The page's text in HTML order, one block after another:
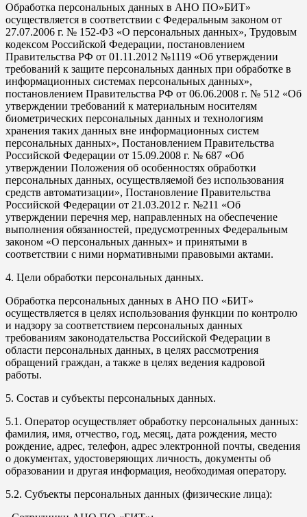
Обработка персональных данных в АНО ПО»БИТ»
осуществляется в соответствии с Федеральным законом от
27.07.2006 г. № 152-ФЗ «О персональных данных», Трудовым
кодексом Российской Федерации, постановлением
Правительства РФ от 01.11.2012 №1119 «Об утверждении
требований к защите персональных данных при обработке в
информационных системах персональных данных»,
постановлением Правительства РФ от 06.06.2008 г. № 512 «Об
утверждении требований к материальным носителям
биометрических персональных данных и технологиям
хранения таких данных вне информационных систем
персональных данных», Постановлением Правительства
Российской Федерации от 15.09.2008 г. № 687 «Об
утверждении Положения об особенностях обработки
персональных данных, осуществляемой без использования
средств автоматизации», Постановление Правительства
Российской Федерации от 21.03.2012 г. №211 «Об
утверждении перечня мер, направленных на обеспечение
выполнения обязанностей, предусмотренных Федеральным
законом «О персональных данных» и принятыми в
соответствии с ними нормативными правовыми актами.
4. Цели обработки персональных данных.
Обработка персональных данных в АНО ПО «БИТ»
осуществляется в целях использования функции по контролю
и надзору за соответствием персональных данных
требованиям законодательства Российской Федерации в
области персональных данных, в целях рассмотрения
обращений граждан, а также в целях ведения кадровой
работы.
5. Состав и субъекты персональных данных.
5.1. Оператор осуществляет обработку персональных данных:
фамилия, имя, отчество, год, месяц, дата рождения, место
рождение, адрес, телефон, адрес электронной почты, сведения
о документах, удостоверяющих личность, документы об
образовании и другая информация, необходимая оператору.
5.2. Субъекты персональных данных (физические лица):